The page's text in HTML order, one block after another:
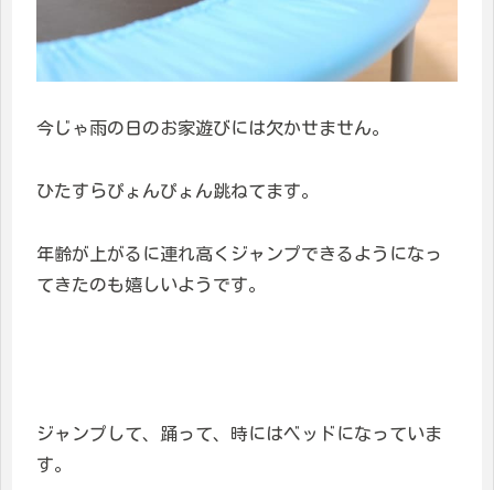
今じゃ雨の日のお家遊びには欠かせません。
ひたすらぴょんぴょん跳ねてます。
年齢が上がるに連れ高くジャンプできるようになっ
てきたのも嬉しいようです。
ジャンプして、踊って、時にはベッドになっていま
す。